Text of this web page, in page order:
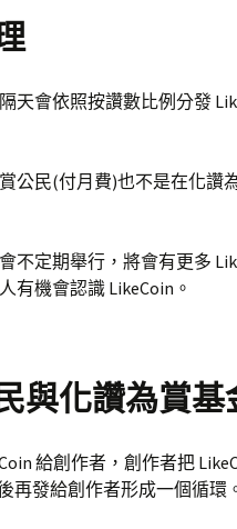
天會依照按讚數比例分發
公民(付月費)也不是在化讚
不定期舉行，將會有更多
有機會認識 LikeCoin。
與化讚為賞基
給創作者，創作者把
再發給創作者形成一個循環